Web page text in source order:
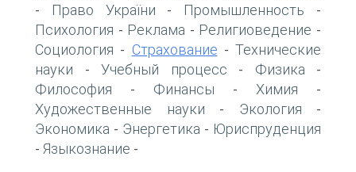
- Право України - Промышленность -
Психология - Реклама - Религиоведение -
Социология - Страхование - Технические
науки - Учебный процесс - Физика -
Философия - Финансы - Химия -
Художественные науки - Экология -
Экономика - Энергетика - Юриспруденция
- Языкознание -